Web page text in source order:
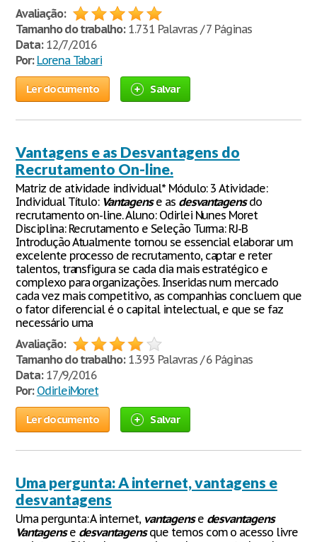
Avaliação:
Tamanho do trabalho:1.731 Palavras / 7 Páginas
Data:12/7/2016
Por: Lorena Tabari
Ler documento Salvar
Vantagens e as Desvantagens do
Recrutamento On-line.
Matriz de atividade individual* Módulo: 3 Atividade:
Individual Título: Vantagense as desvantagensdo
recrutamento on-line. Aluno: Odirlei Nunes Moret
Disciplina: Recrutamento e Seleção Turma: RJ-B
Introdução Atualmente tornou se essencial elaborar um
excelente processo de recrutamento, captar e reter
talentos, transfigura se cada dia mais estratégico e
complexo para organizações. Inseridas num mercado
cada vez mais competitivo, as companhias concluem que
o fator diferencial é o capital intelectual, e que se faz
necessário uma
Avaliação:
Tamanho do trabalho:1.393 Palavras / 6 Páginas
Data:17/9/2016
Por: OdirleiMoret
Ler documento Salvar
Uma pergunta: A internet, vantagens e
desvantagens
Uma pergunta: A internet, vantagense desvantagens
Vantagense desvantagensque temos com o acesso livre